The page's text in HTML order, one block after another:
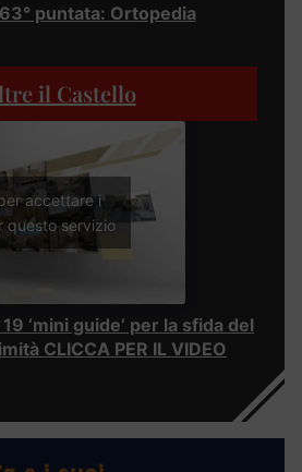
puntata: Ortopedia
il Castello
accettare i
questo servizio
‘mini guide’ per la sfida del
CLICCA PER IL VIDEO